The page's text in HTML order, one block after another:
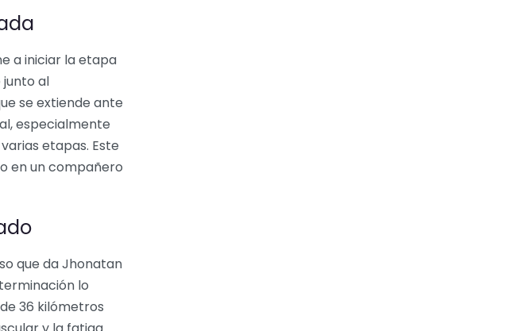
a iniciar la etapa
junto al
se extiende ante
especialmente
etapas. Este
en un compañero
que da Jhonatan
lo
36 kilómetros